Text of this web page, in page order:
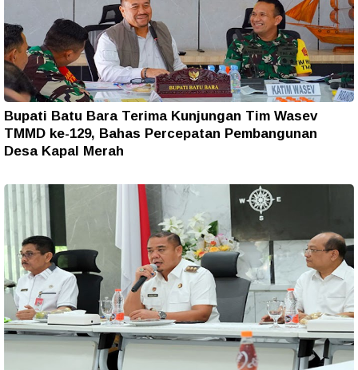
Bupati Batu Bara Terima Kunjungan Tim Wasev
TMMD ke-129, Bahas Percepatan Pembangunan
Desa Kapal Merah